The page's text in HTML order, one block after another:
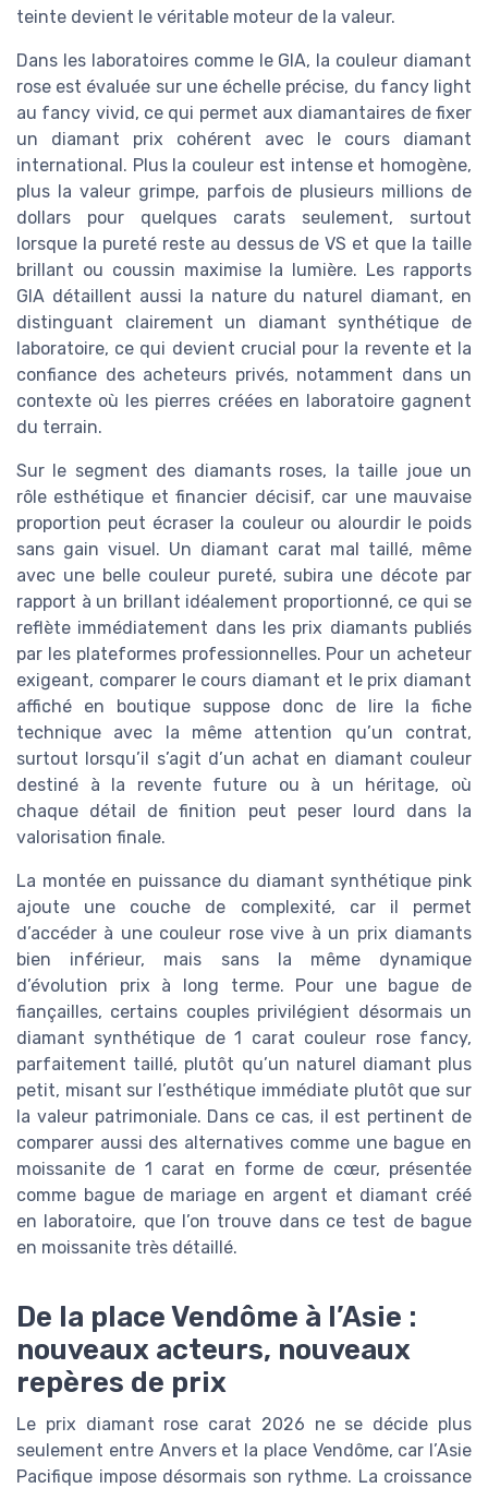
teinte devient le véritable moteur de la valeur.
Dans les laboratoires comme le GIA, la couleur diamant
rose est évaluée sur une échelle précise, du fancy light
au fancy vivid, ce qui permet aux diamantaires de fixer
un diamant prix cohérent avec le cours diamant
international. Plus la couleur est intense et homogène,
plus la valeur grimpe, parfois de plusieurs millions de
dollars pour quelques carats seulement, surtout
lorsque la pureté reste au dessus de VS et que la taille
brillant ou coussin maximise la lumière. Les rapports
GIA détaillent aussi la nature du naturel diamant, en
distinguant clairement un diamant synthétique de
laboratoire, ce qui devient crucial pour la revente et la
confiance des acheteurs privés, notamment dans un
contexte où les pierres créées en laboratoire gagnent
du terrain.
Sur le segment des diamants roses, la taille joue un
rôle esthétique et financier décisif, car une mauvaise
proportion peut écraser la couleur ou alourdir le poids
sans gain visuel. Un diamant carat mal taillé, même
avec une belle couleur pureté, subira une décote par
rapport à un brillant idéalement proportionné, ce qui se
reflète immédiatement dans les prix diamants publiés
par les plateformes professionnelles. Pour un acheteur
exigeant, comparer le cours diamant et le prix diamant
affiché en boutique suppose donc de lire la fiche
technique avec la même attention qu’un contrat,
surtout lorsqu’il s’agit d’un achat en diamant couleur
destiné à la revente future ou à un héritage, où
chaque détail de finition peut peser lourd dans la
valorisation finale.
La montée en puissance du diamant synthétique pink
ajoute une couche de complexité, car il permet
d’accéder à une couleur rose vive à un prix diamants
bien inférieur, mais sans la même dynamique
d’évolution prix à long terme. Pour une bague de
fiançailles, certains couples privilégient désormais un
diamant synthétique de 1 carat couleur rose fancy,
parfaitement taillé, plutôt qu’un naturel diamant plus
petit, misant sur l’esthétique immédiate plutôt que sur
la valeur patrimoniale. Dans ce cas, il est pertinent de
comparer aussi des alternatives comme une bague en
moissanite de 1 carat en forme de cœur, présentée
comme bague de mariage en argent et diamant créé
en laboratoire, que l’on trouve dans ce test de bague
en moissanite très détaillé.
De la place Vendôme à l’Asie :
nouveaux acteurs, nouveaux
repères de prix
Le prix diamant rose carat 2026 ne se décide plus
seulement entre Anvers et la place Vendôme, car l’Asie
Pacifique impose désormais son rythme. La croissance